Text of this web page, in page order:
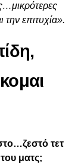
επιτυχία».
τετ
ματς;